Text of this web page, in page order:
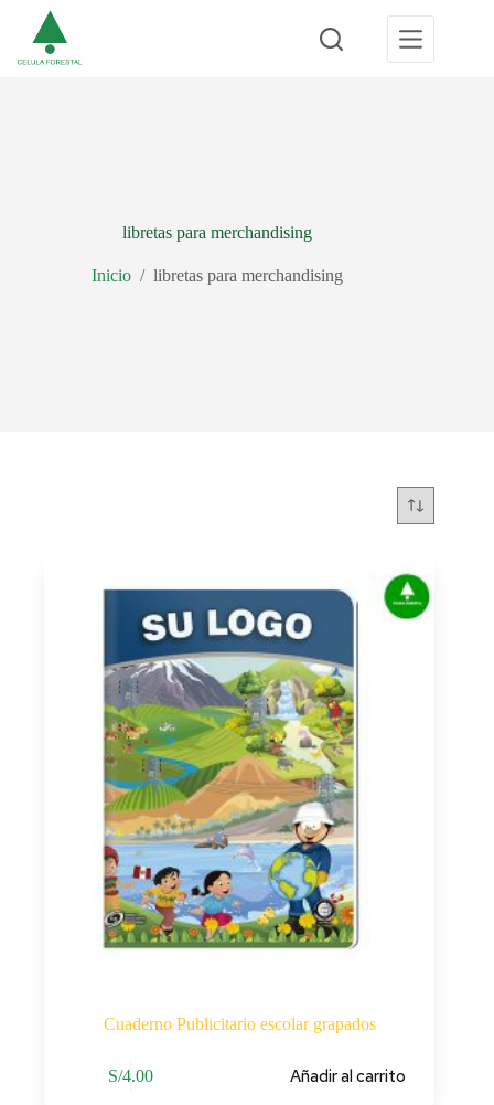
contenido
libretas para merchandising
Inicio / libretas para merchandising
Cuaderno Publicitario escolar grapados
S/4.00 Añadir al carrito